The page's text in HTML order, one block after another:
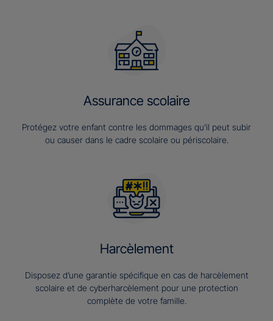
Assurance scolaire
Protégez votre enfant contre les dommages qu’il peut subir
ou causer dans le cadre scolaire ou périscolaire.
Harcèlement
Disposez d’une garantie spécifique en cas de harcèlement
scolaire et de cyberharcèlement pour une protection
complète de votre famille.